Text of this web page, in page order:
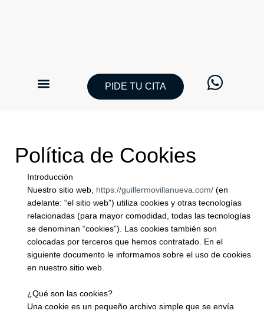
PIDE TU CITA
Política de Cookies
Introducción
Nuestro sitio web, https://guillermovillanueva.com/(en
adelante: “el sitio web”) utiliza cookies y otras tecnologías
relacionadas (para mayor comodidad, todas las tecnologías
se denominan “cookies”). Las cookies también son
colocadas por terceros que hemos contratado. En el
siguiente documento le informamos sobre el uso de cookies
en nuestro sitio web.
¿Qué son las cookies?
Una cookie es un pequeño archivo simple que se envía